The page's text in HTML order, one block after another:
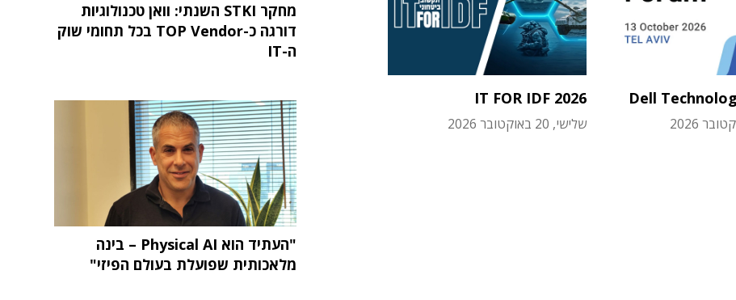
Dell
IT FOR IDF 2026
שלישי, 20 באוקטובר 2026
מחקר STKI השנתי: וואן טכנולוגיות
דורגה כ-TOP Vendor בכל תחומי שוק
ה-IT
"העתיד הוא Physical AI – בינה
מלאכותית שפועלת בעולם הפיזי"